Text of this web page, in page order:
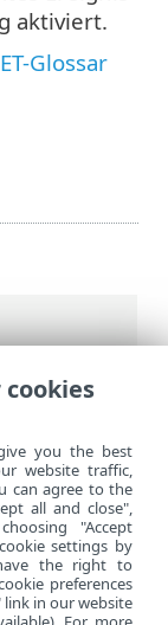
Security
aktiviert.
Glossar
you the best
website traffic,
can agree to the
all and close",
"Accept
settings by
the right to
preferences
in our website